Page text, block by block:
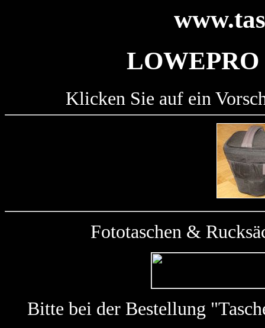
Klicken Sie auf ein
Fototaschen &
Bitte bei der Bestellung